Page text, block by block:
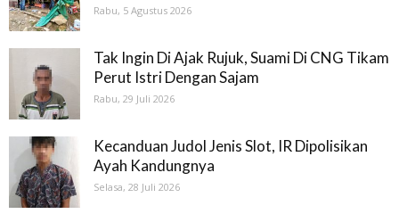
Rabu, 5 Agustus 2026
Tak Ingin Di Ajak Rujuk, Suami Di CNG Tikam
Perut Istri Dengan Sajam
Rabu, 29 Juli 2026
Kecanduan Judol Jenis Slot, IR Dipolisikan
Ayah Kandungnya
Selasa, 28 Juli 2026